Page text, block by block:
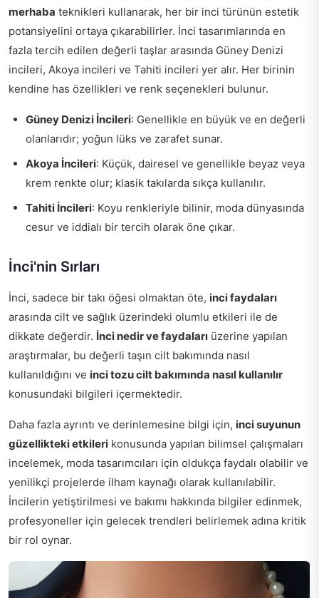
merhaba teknikleri kullanarak, her bir inci türünün estetik
potansiyelini ortaya çıkarabilirler. İnci tasarımlarında en
fazla tercih edilen değerli taşlar arasında Güney Denizi
incileri, Akoya incileri ve Tahiti incileri yer alır. Her birinin
kendine has özellikleri ve renk seçenekleri bulunur.
Güney Denizi İncileri: Genellikle en büyük ve en değerli
olanlarıdır; yoğun lüks ve zarafet sunar.
Akoya İncileri: Küçük, dairesel ve genellikle beyaz veya
krem renkte olur; klasik takılarda sıkça kullanılır.
Tahiti İncileri: Koyu renkleriyle bilinir, moda dünyasında
cesur ve iddialı bir tercih olarak öne çıkar.
İnci'nin Sırları
İnci, sadece bir takı öğesi olmaktan öte, inci faydaları
arasında cilt ve sağlık üzerindeki olumlu etkileri ile de
dikkate değerdir. İnci nedir ve faydaları üzerine yapılan
araştırmalar, bu değerli taşın cilt bakımında nasıl
kullanıldığını ve inci tozu cilt bakımında nasıl kullanılır
konusundaki bilgileri içermektedir.
Daha fazla ayrıntı ve derinlemesine bilgi için, inci suyunun
güzellikteki etkileri konusunda yapılan bilimsel çalışmaları
incelemek, moda tasarımcıları için oldukça faydalı olabilir ve
yenilikçi projelerde ilham kaynağı olarak kullanılabilir.
İncilerin yetiştirilmesi ve bakımı hakkında bilgiler edinmek,
profesyoneller için gelecek trendleri belirlemek adına kritik
bir rol oynar.